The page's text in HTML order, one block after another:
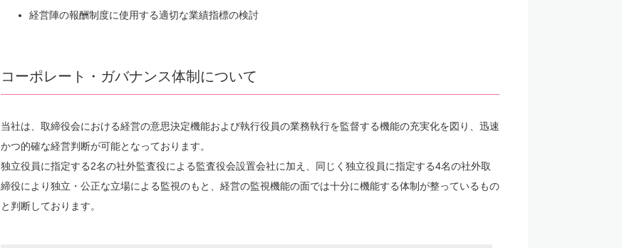
経営陣の報酬制度に使用する適切な業績指標の検討
コーポレート・ガバナンス体制について
当社は、取締役会における経営の意思決定機能および執行役員の業務執行を監督する機能の充実化を図り、迅速
かつ的確な経営判断が可能となっております。
独立役員に指定する2名の社外監査役による監査役会設置会社に加え、同じく独立役員に指定する4名の社外取
締役により独立・公正な立場による監視のもと、経営の監視機能の面では十分に機能する体制が整っているもの
と判断しております。